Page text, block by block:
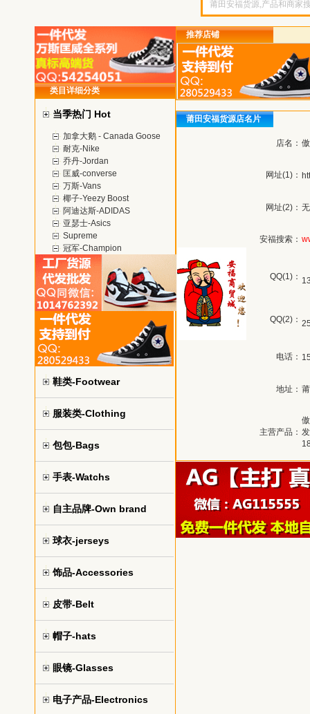
类目详细分类
当季热门 Hot
加拿大鹅 - Canada Goose
耐克-Nike
乔丹-Jordan
匡威-converse
万斯-Vans
椰子-Yeezy Boost
阿迪达斯-ADIDAS
亚瑟士-Asics
Supreme
冠军-Champion
鞋类-Footwear
服装类-Clothing
包包-Bags
手表-Watchs
自主品牌-Own brand
球衣-jerseys
饰品-Accessories
皮带-Belt
帽子-hats
眼镜-Glasses
电子产品-Electronics
推荐店铺
莆田安福货源店名片
店名：
网址(1)：
网址(2)： 无
安福搜索：
QQ(1)：
QQ(2)：
电话：
地址：
主营产品：